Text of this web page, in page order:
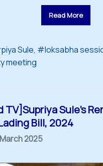
Read More
Sule
loksabha
meeting
TV]Supriya Sule's
Bill, 2024
2025